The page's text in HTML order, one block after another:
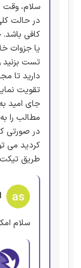
سلام، وقت
در حالت
کافی باشد.
یا جزوات
تست
دارید تا
تقویت
جای امید
مطالب را
در صورتی
کردید می
طریق تیکت
سلام